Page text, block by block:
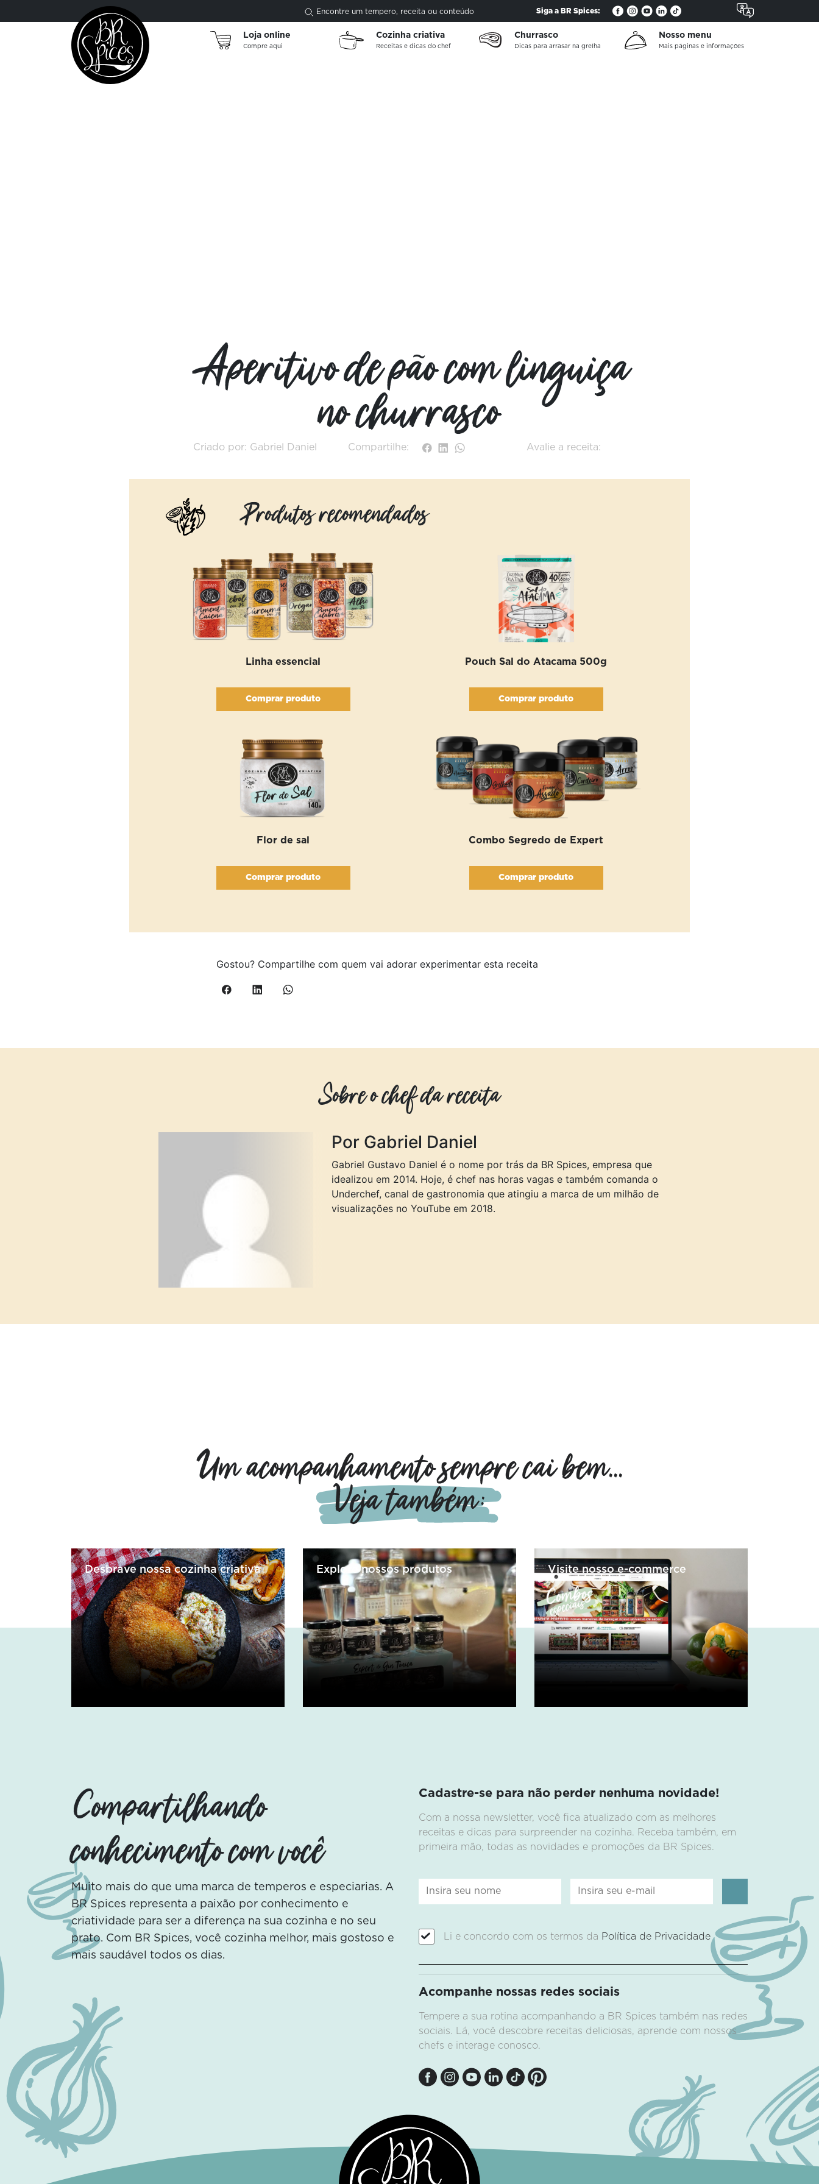
Encontre um tempero, receita ou conteúdo Siga a BR Spices:
Loja online
Compre aqui
Cozinha criativa
Receitas e dicas do chef
Churrasco
Dicas para arrasar na grelha
Nosso menu
Mais páginas e informações
Aperitivo de pão com linguiça
no churrasco
Criado por: Gabriel Daniel Compartilhe: Avalie a receita:
Produtos recomendados
Linha essencial
Comprar produto
Pouch Sal do Atacama 500g
Comprar produto
Flor de sal
Comprar produto
Combo Segredo de Expert
Comprar produto
Gostou? Compartilhe com quem vai adorar experimentar esta receita
Sobre o chef da receita
Por Gabriel Daniel
Gabriel Gustavo Daniel é o nome por trás da BR Spices, empresa que
idealizou em 2014. Hoje, é chef nas horas vagas e também comanda o
Underchef, canal de gastronomia que atingiu a marca de um milhão de
visualizações no YouTube em 2018.
Um acompanhamento sempre cai bem...
Veja também:
Desbrave nossa cozinha criativa Explore nossos produtos Visite nosso e-commerce
Compartilhando
conhecimento com você
Muito mais do que uma marca de temperos e especiarias. A
BR Spices representa a paixão por conhecimento e
criatividade para ser a diferença na sua cozinha e no seu
prato. Com BR Spices, você cozinha melhor, mais gostoso e
mais saudável todos os dias.
Cadastre-se para não perder nenhuma novidade!
Com a nossa newsletter, você fica atualizado com as melhores
receitas e dicas para surpreender na cozinha. Receba também, em
primeira mão, todas as novidades e promoções da BR Spices.
Li e concordo com os termos da Política de Privacidade
Acompanhe nossas redes sociais
Tempere a sua rotina acompanhando a BR Spices também nas redes
sociais. Lá, você descobre receitas deliciosas, aprende com nossos
chefs e interage conosco.